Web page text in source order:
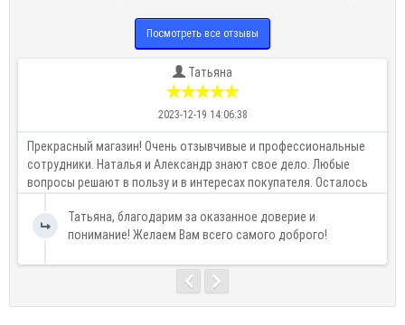
Посмотреть все отзывы
Татьяна
2023-12-19 14:06:38
Прекрасный магазин! Очень отзывчивые и профессиональные
сотрудники. Наталья и Александр знают свое дело. Любые
вопросы решают в пользу и в интересах покупателя. Осталось
рекоменд..Татьяна, благодарим за оказанное доверие и
понимание! Желаем Вам всего самого доброго!